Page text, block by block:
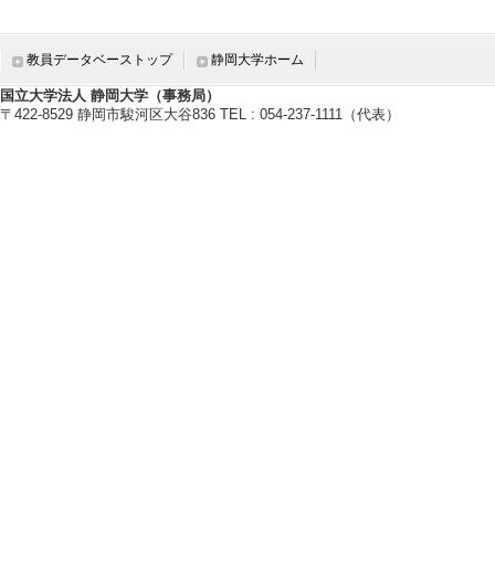
管理運営・その他
教員データベーストップ 静岡大学ホーム
国立大学法人 静岡大学（事務局）
〒422-8529 静岡市駿河区大谷836 TEL : 054-237-1111（代表）